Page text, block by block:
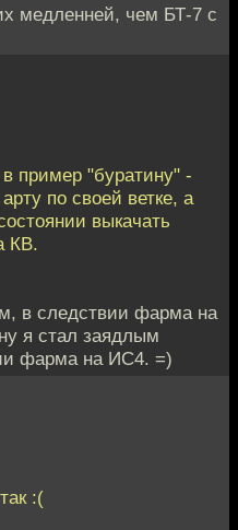
медленней, чем БТ-7 с
пример "буратину" -
по своей ветке, а
выкачать
КВ.
в следствии фарма на
я стал заядлым
фарма на ИС4. =)
:(